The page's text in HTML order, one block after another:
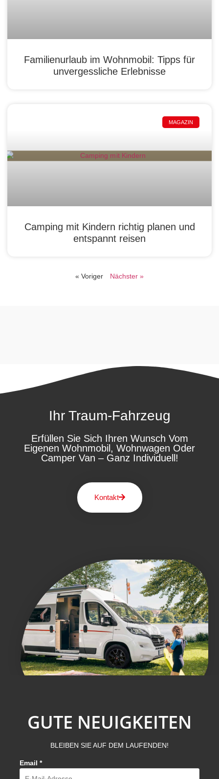
Familienurlaub im Wohnmobil: Tipps für
unvergessliche Erlebnisse
MAGAZIN
Camping mit Kindern richtig planen und
entspannt reisen
« Voriger Nächster »
Ihr Traum-Fahrzeug
Erfüllen Sie Sich Ihren Wunsch Vom
Eigenen Wohnmobil, Wohnwagen Oder
Camper Van – Ganz Individuell!
Kontakt
GUTE NEUIGKEITEN
BLEIBEN SIE AUF DEM LAUFENDEN!
Email *